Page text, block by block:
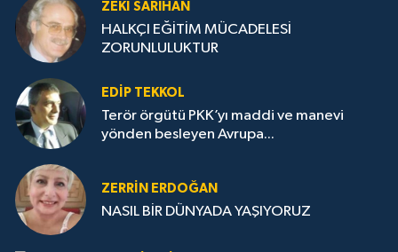
ZEKI SARIHAN
HALKÇI EĞİTİM MÜCADELESİ
ZORUNLULUKTUR
EDIP TEKKOL
Terör örgütü PKK’yı maddi ve manevi
yönden besleyen Avrupa...
ZERRIN ERDOĞAN
NASIL BİR DÜNYADA YAŞIYORUZ